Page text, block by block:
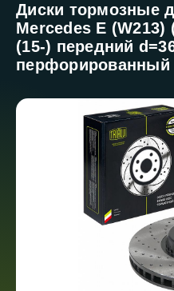
Диски тормозные
Mercedes E (W213)
(15-) передний
перфорированный